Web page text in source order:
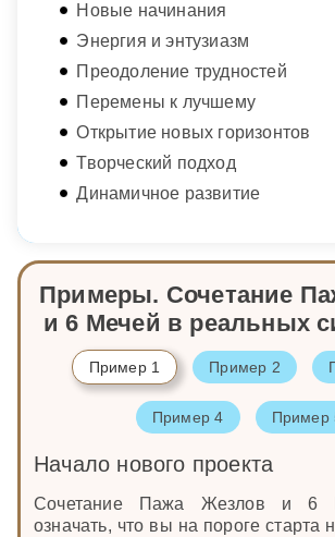
Новые начинания
Энергия и энтузиазм
Преодоление трудностей
Перемены к лучшему
Открытие новых горизонтов
Творческий подход
Динамичное развитие
Примеры. Сочетание
и 6 Мечей в реальных
Пример 1 Пример 2
Пример 4 Пример
Начало нового проекта
Сочетание Пажа Жезлов и 6
означать, что вы на пороге старта